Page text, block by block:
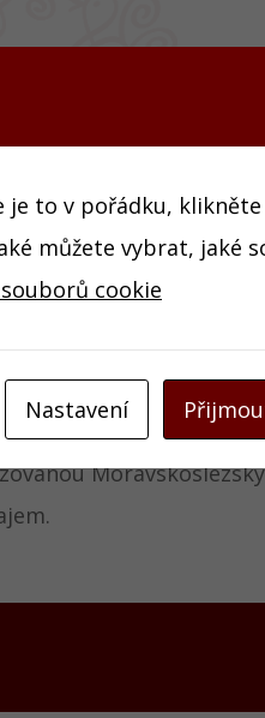
umělecká škola
Runda je
organizací
je to v pořádku, klikněte
můžete vybrat, jaké
cookie
Nastavení